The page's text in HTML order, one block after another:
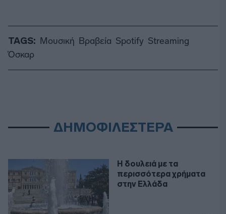
TAGS: Μουσική Βραβεία Spotify Streaming
Όσκαρ
ΔΗΜΟΦΙΛΕΣΤΕΡΑ
Η δουλειά με τα
περισσότερα χρήματα
στην Ελλάδα